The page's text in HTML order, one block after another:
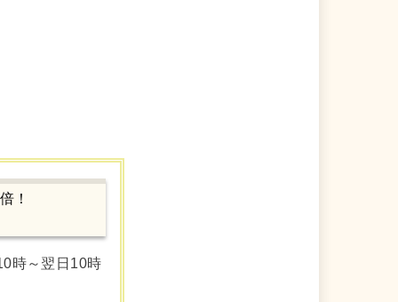
！
時～翌日10時